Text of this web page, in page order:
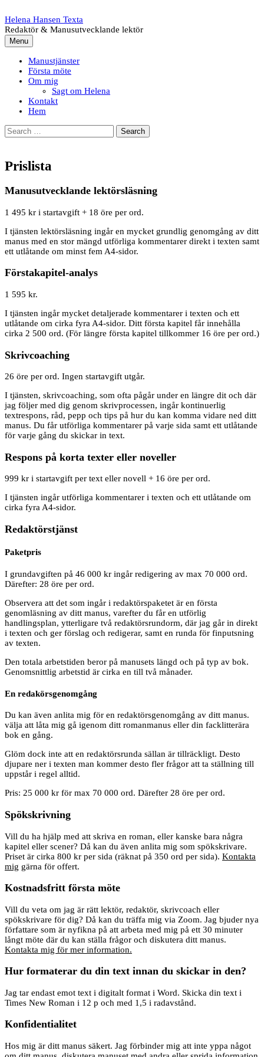
to
content
Helena Hansen Texta
Redaktör & Manusutvecklande lektör
Menu
Manustjänster
Första möte
Om mig
Sagt om Helena
Kontakt
Hem
Search
for:
Prislista
Manusutvecklande lektörsläsning
1 495 kr i startavgift + 18 öre per ord.
I tjänsten lektörsläsning ingår en mycket grundlig genomgång av ditt
manus med en stor mängd utförliga kommentarer direkt i texten samt
ett utlåtande om minst fem A4-sidor.
Förstakapitel-analys
1 595 kr.
I tjänsten ingår mycket detaljerade kommentarer i texten och ett
utlåtande om cirka fyra A4-sidor. Ditt första kapitel får innehålla
cirka 2 500 ord. (För längre första kapitel tillkommer 16 öre per ord.)
Skrivcoaching
26 öre per ord. Ingen startavgift utgår.
I tjänsten, skrivcoaching, som ofta pågår under en längre dit och där
jag följer med dig genom skrivprocessen, ingår kontinuerlig
textrespons, råd, pepp och tips på hur du kan komma vidare ned ditt
manus. Du får utförliga kommentarer på varje sida samt ett utlåtande
för varje gång du skickar in text.
Respons på korta texter eller noveller
999 kr i startavgift per text eller novell + 16 öre per ord.
I tjänsten ingår utförliga kommentarer i texten och ett utlåtande om
cirka fyra A4-sidor.
Redaktörstjänst
Paketpris
I grundavgiften på 46 000 kr ingår redigering av max 70 000 ord.
Därefter: 28 öre per ord.
Observera att det som ingår i redaktörspaketet är en första
genomläsning av ditt manus, varefter du får en utförlig
handlingsplan, ytterligare två redaktörsrundorm, där jag går in direkt
i texten och ger förslag och redigerar, samt en runda för finputsning
av texten.
Den totala arbetstiden beror på manusets längd och på typ av bok.
Genomsnittlig arbetstid är cirka en till två månader.
En redakörsgenomgång
Du kan även anlita mig för en redaktörsgenomgång av ditt manus.
välja att låta mig gå igenom ditt romanmanus eller din facklitterära
bok en gång.
Glöm dock inte att en redaktörsrunda sällan är tillräckligt. Desto
djupare ner i texten man kommer desto fler frågor att ta ställning till
uppstår i regel alltid.
Pris: 25 000 kr för max 70 000 ord. Därefter 28 öre per ord.
Spökskrivning
Vill du ha hjälp med att skriva en roman, eller kanske bara några
kapitel eller scener? Då kan du även anlita mig som spökskrivare.
Priset är cirka 800 kr per sida (räknat på 350 ord per sida). Kontakta
mig gärna för offert.
Kostnadsfritt första möte
Vill du veta om jag är rätt lektör, redaktör, skrivcoach eller
spökskrivare för dig? Då kan du träffa mig via Zoom. Jag bjuder nya
författare som är nyfikna på att arbeta med mig på ett 30 minuter
långt möte där du kan ställa frågor och diskutera ditt manus.
Kontakta mig för mer information.
Hur formaterar du din text innan du skickar in den?
Jag tar endast emot text i digitalt format i Word. Skicka din text i
Times New Roman i 12 p och med 1,5 i radavstånd.
Konfidentialitet
Hos mig är ditt manus säkert. Jag förbinder mig att inte yppa något